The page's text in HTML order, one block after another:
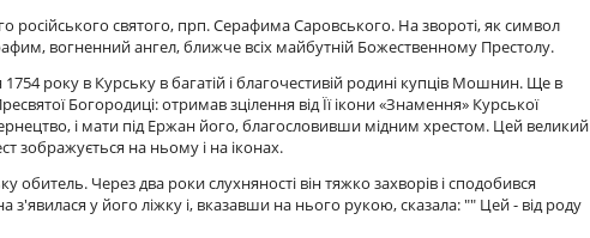
російського святого, прп. Серафима Саровського. На звороті, як символ
вогненний ангел, ближче всіх майбутній Божественному Престолу.
року в Курську в багатій і благочестивій родині купців Мошнин. Ще в
Богородиці: отримав зцілення від Її ікони «Знамення» Курської
і мати під Ержан його, благословивши мідним хрестом. Цей великий
зображується на ньому і на іконах.
Через два роки слухняності він тяжко захворів і сподобився
у його ліжку і, вказавши на нього рукою, сказала: "" Цей - від роду